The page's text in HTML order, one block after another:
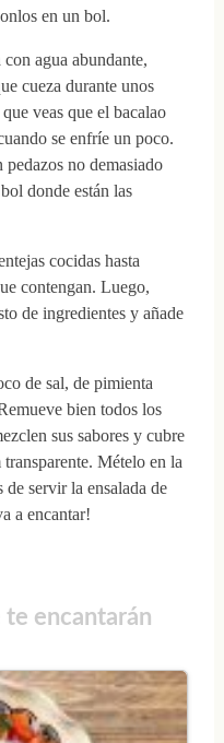
en un bol.
agua abundante,
cueza durante unos
veas que el bacalao
se enfríe un poco.
no demasiado
donde están las
cocidas hasta
contengan. Luego,
de ingredientes y añade
de sal, de pimienta
bien todos los
sus sabores y cubre
Mételo en la
de servir la ensalada de
a encantar!
encantarán